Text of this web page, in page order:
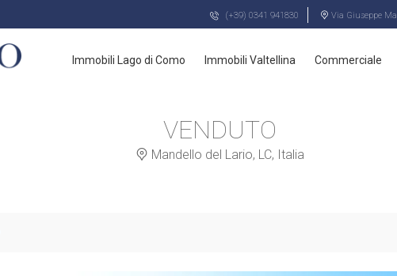
(+39) 0341 941830 Via Giuseppe
Immobili Lago di Como Immobili Valtellina Commerciale
VENDUTO
Mandello del Lario, LC, Italia